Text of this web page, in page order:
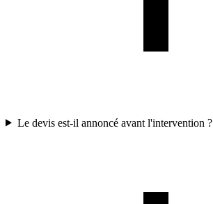
Le devis est-il annoncé avant l'intervention ?